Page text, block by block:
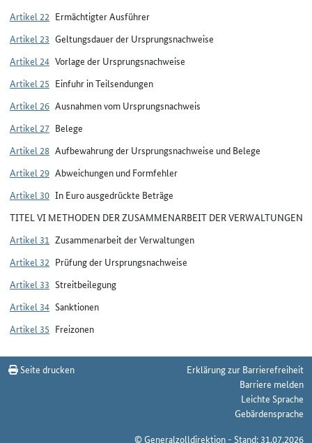
Artikel 22 Ermächtigter Ausführer
Artikel 23 Geltungsdauer der Ursprungsnachweise
Artikel 24 Vorlage der Ursprungsnachweise
Artikel 25 Einfuhr in Teilsendungen
Artikel 26 Ausnahmen vom Ursprungsnachweis
Artikel 27 Belege
Artikel 28 Aufbewahrung der Ursprungsnachweise und Belege
Artikel 29 Abweichungen und Formfehler
Artikel 30 In Euro ausgedrückte Beträge
TITEL VI METHODEN DER ZUSAMMENARBEIT DER VERWALTUNGEN
Artikel 31 Zusammenarbeit der Verwaltungen
Artikel 32 Prüfung der Ursprungsnachweise
Artikel 33 Streitbeilegung
Artikel 34 Sanktionen
Artikel 35 Freizonen
Seite drucken
Erklärung zur Barrierefreiheit
Barriere melden
Leichte Sprache
Gebärdensprache
© Generalzolldirektion - Stand: 31.07.2026